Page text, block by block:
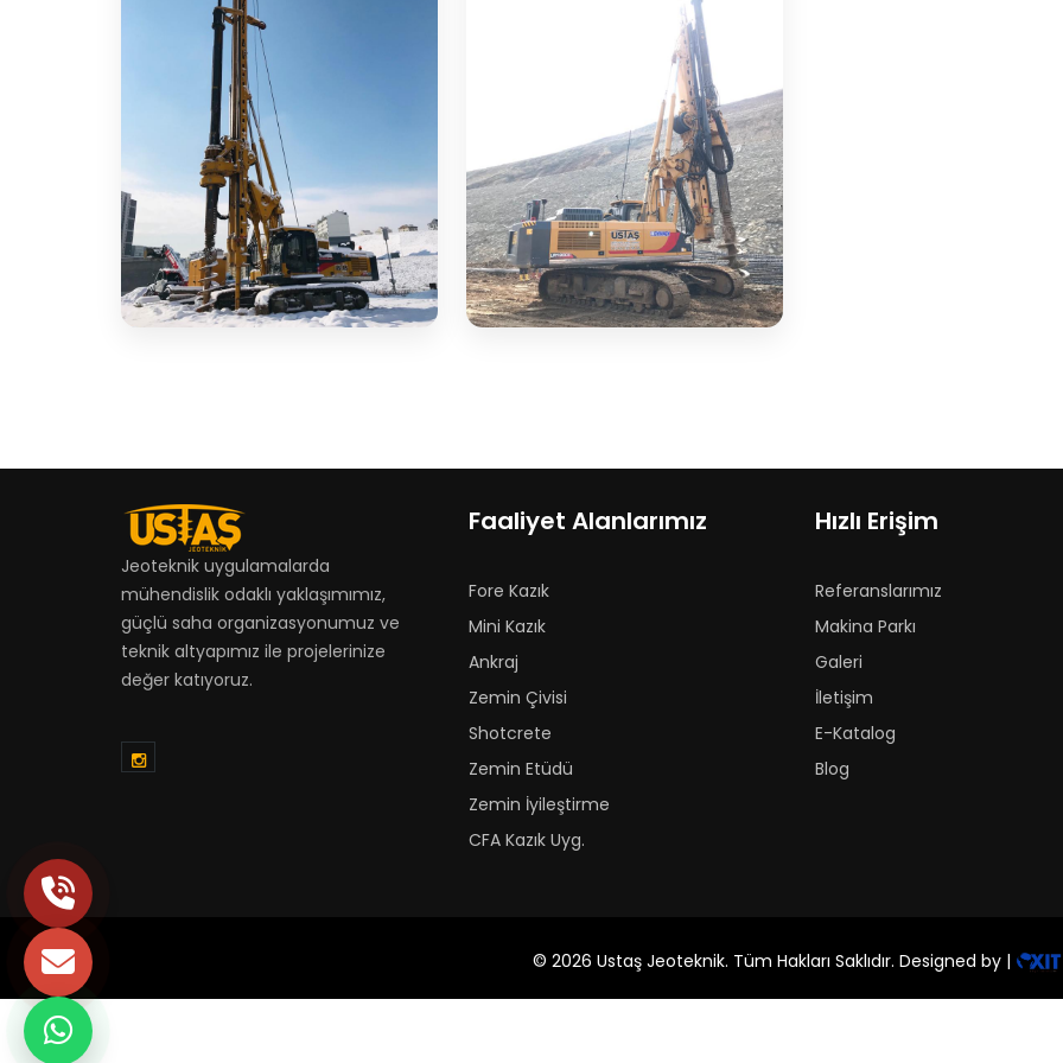
Jeoteknik uygulamalarda
mühendislik odaklı yaklaşımımız,
güçlü saha organizasyonumuz ve
teknik altyapımız ile projelerinize
değer katıyoruz.
Faaliyet Alanlarımız
Fore Kazık
Mini Kazık
Ankraj
Zemin Çivisi
Shotcrete
Zemin Etüdü
Zemin İyileştirme
CFA Kazık Uyg.
Hızlı Erişim
Referanslarımız
Makina Parkı
Galeri
İletişim
E-Katalog
Blog
© 2026 Ustaş Jeoteknik. Tüm Hakları Saklıdır. Designed by |